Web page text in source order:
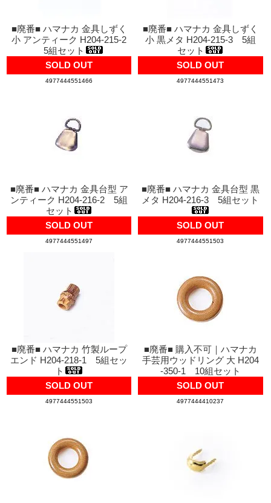
■廃番■ ハマナカ 金具しずく
小 アンティーク H204-215-2
5組セット
SOLD OUT
4977444551466
■廃番■ ハマナカ 金具しずく
小 黒メタ H204-215-3 5組
セット
SOLD OUT
4977444551473
■廃番■ ハマナカ 金具台型 ア
ンティーク H204-216-2 5組
セット
SOLD OUT
4977444551497
■廃番■ ハマナカ 金具台型 黒
メタ H204-216-3 5組セット
SOLD OUT
4977444551503
■廃番■ ハマナカ 竹製ループ
エンド H204-218-1 5組セッ
ト
SOLD OUT
4977444551503
■廃番■ 購入不可｜ハマナカ
手芸用ウッドリング 大 H204
-350-1 10組セット
SOLD OUT
4977444410237